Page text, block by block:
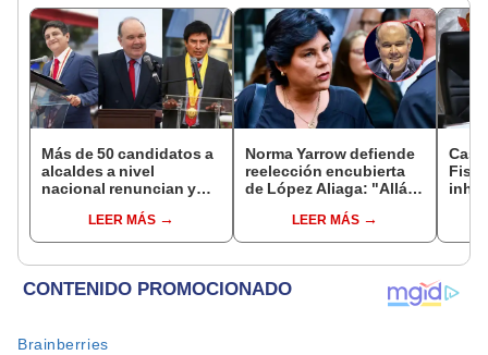
Más de 50 candidatos a
alcaldes a nivel
nacional renuncian y
encubiertaLEER MÁS
Norma Yarrow defiende
reelección encubierta
de López Aliaga: "Allá el
sacar la vuelta"
LEER MÁS